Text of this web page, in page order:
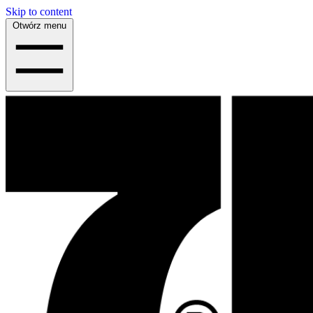
Skip to content
Otwórz menu